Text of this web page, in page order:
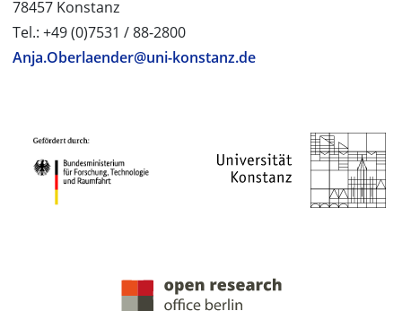
78457 Konstanz
Tel.: +49 (0)7531 / 88-2800
Anja.Oberlaender@uni-konstanz.de